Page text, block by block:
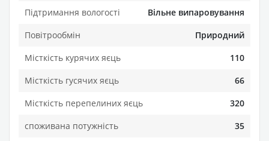
Підтримання вологості
Вільне випаровування
Повітрообмін
Природний
Місткість курячих яєць
110
Місткість гусячих яєць
66
Місткість перепелиних яєць
320
споживана потужність
35